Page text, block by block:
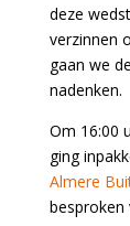
deze
verzinnen
gaan we
nadenken.
Om 16:00
ging
Almere
besproken